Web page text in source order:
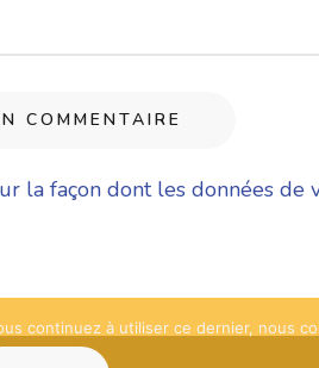
la façon dont les données de
continuez à utiliser ce dernier, nous